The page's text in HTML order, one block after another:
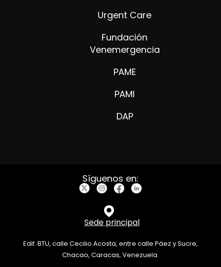
Urgent Care
Fundación
Venemergencia
PAME
PAMI
DAP
Síguenos en:
Sede principal
Edif. BTU, calle Cecilio Acosta, entre calle Páez y Sucre,
Chacao, Caracas, Venezuela.